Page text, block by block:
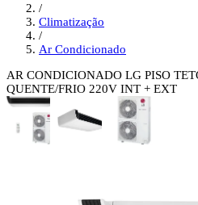
/
Climatização
/
Ar Condicionado
AR CONDICIONADO LG PISO
QUENTE/FRIO 220V INT + EXT